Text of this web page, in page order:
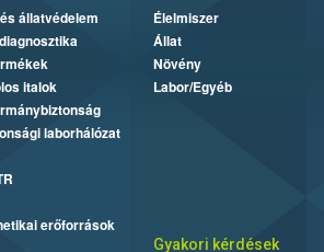
állatvédelem
italok
laborhálózat
erőforrások
Élelmiszer
Állat
Növény
Labor/Egyéb
Gyakori kérdések